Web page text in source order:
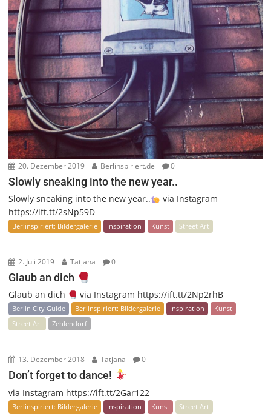
20. Dezember 2019 Berlinspiriert.de 0
Slowly sneaking into the new year..
Slowly sneaking into the new year..
via Instagram
https://ift.tt/2sNp59D
Berlinspiriert: Bildergalerie Inspiration Kunst Street Art
2. Juli 2019 Tatjana 0
Glaub an dich
Glaub an dich via Instagram https://ift.tt/2Np2rhB
Berlin City Guide Berlinspiriert: Bildergalerie Inspiration
Kunst
Street Art
Zehlendorf
13. Dezember 2018 Tatjana 0
Don’t forget to dance!
via Instagram https://ift.tt/2Gar122
Berlinspiriert: Bildergalerie Inspiration Kunst Street Art